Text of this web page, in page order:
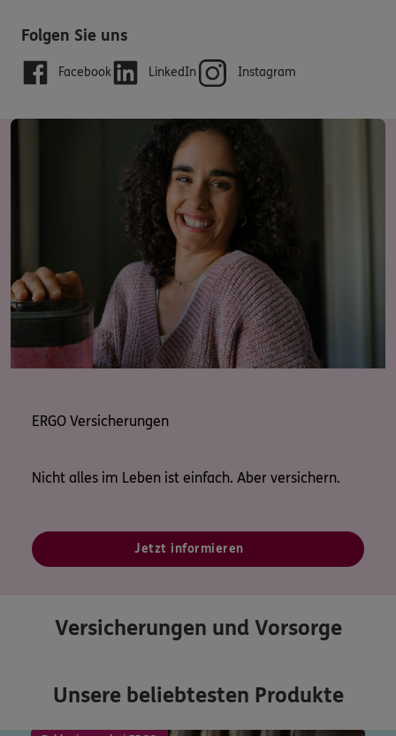
Folgen Sie uns
Facebook LinkedIn Instagram
ERGO Versicherungen
Nicht alles im Leben ist einfach. Aber versichern.
Jetzt informieren
Versicherungen und Vorsorge
Unsere beliebtesten Produkte